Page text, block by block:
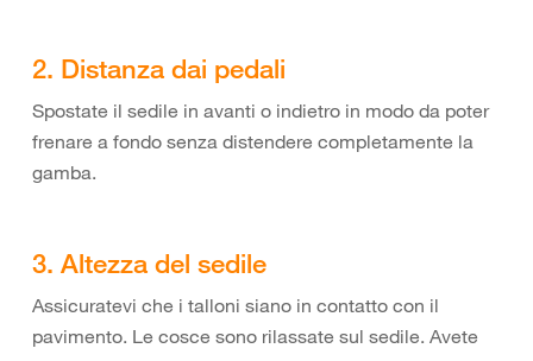
2. Distanza dai pedali
Spostate il sedile in avanti o indietro in modo da poter
frenare a fondo senza distendere completamente la
gamba.
3. Altezza del sedile
Assicuratevi che i talloni siano in contatto con il
pavimento. Le cosce sono rilassate sul sedile. Avete